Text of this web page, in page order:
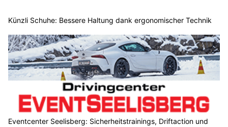
Künzli Schuhe: Bessere Haltung dank ergonomischer Technik
Eventcenter Seelisberg: Sicherheitstrainings, Driftaction und